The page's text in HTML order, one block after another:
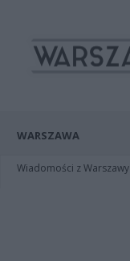
WARSZAWA
Wiadomości z Warszawy